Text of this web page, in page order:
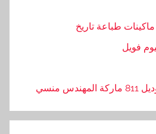
طباعة تاريخ
فويل
منسي